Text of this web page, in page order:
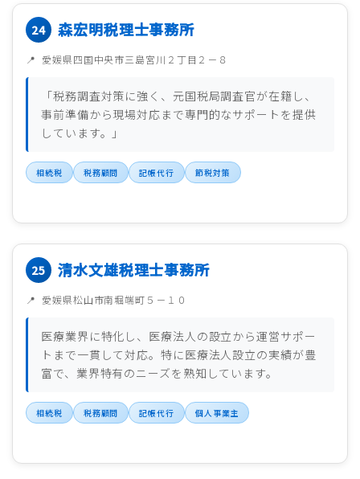
森宏明税理士事務所
愛媛県四国中央市三島宮川２丁目２－８
「税務調査対策に強く、元国税局調査官が在籍し、
事前準備から現場対応まで専門的なサポートを提供
しています。」
相続税 税務顧問 記帳代行 節税対策
清水文雄税理士事務所
愛媛県松山市南堀端町５－１０
医療業界に特化し、医療法人の設立から運営サポー
トまで一貫して対応。特に医療法人設立の実績が豊
富で、業界特有のニーズを熟知しています。
相続税 税務顧問 記帳代行 個人事業主